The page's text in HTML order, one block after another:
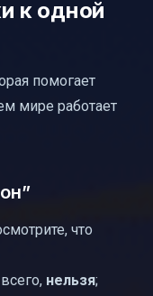
к одной
помогает
мире работает
что
нельзя;